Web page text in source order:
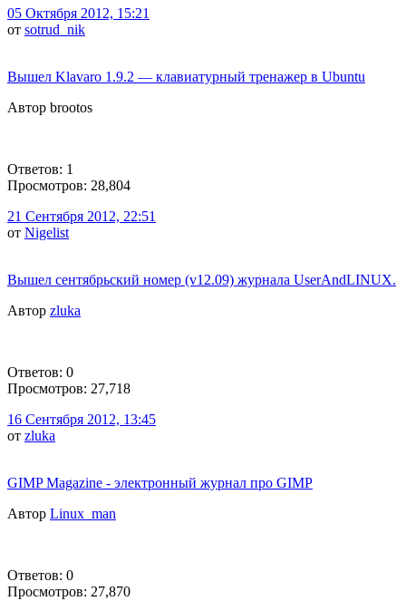
05 Октября 2012, 15:21
от sotrud_nik
Вышел Klavaro 1.9.2 — клавиатурный тренажер в Ubuntu
Автор brootos
Ответов: 1
Просмотров: 28,804
21 Сентября 2012, 22:51
от Nigelist
Вышел сентябрьский номер (v12.09) журнала UserAndLINUX.
Автор zluka
Ответов: 0
Просмотров: 27,718
16 Сентября 2012, 13:45
от zluka
GIMP Magazine - электронный журнал про GIMP
Автор Linux_man
Ответов: 0
Просмотров: 27,870